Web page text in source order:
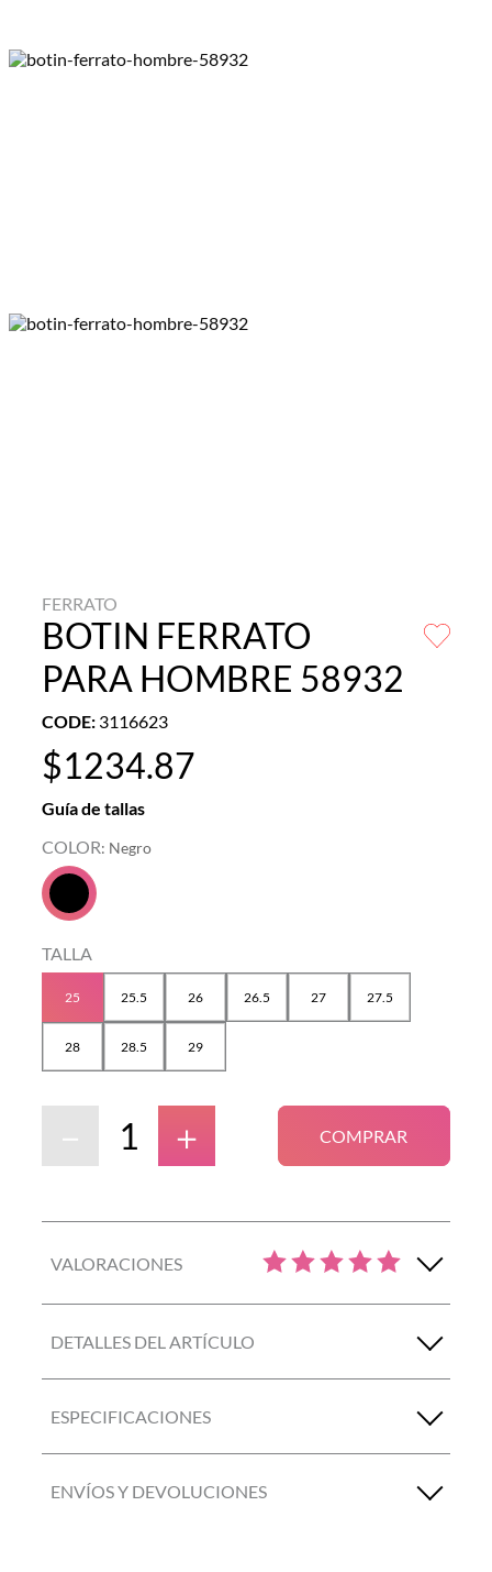
FERRATO
BOTIN FERRATO
PARA HOMBRE 58932
CODE: 3116623
$1234.87
Guía de tallas
COLOR: Negro
TALLA
25 25.5 26 26.5 27 27.5
28 28.5 29
＋
－ COMPRAR
VALORACIONES
DETALLES DEL ARTÍCULO
ESPECIFICACIONES
ENVÍOS Y DEVOLUCIONES